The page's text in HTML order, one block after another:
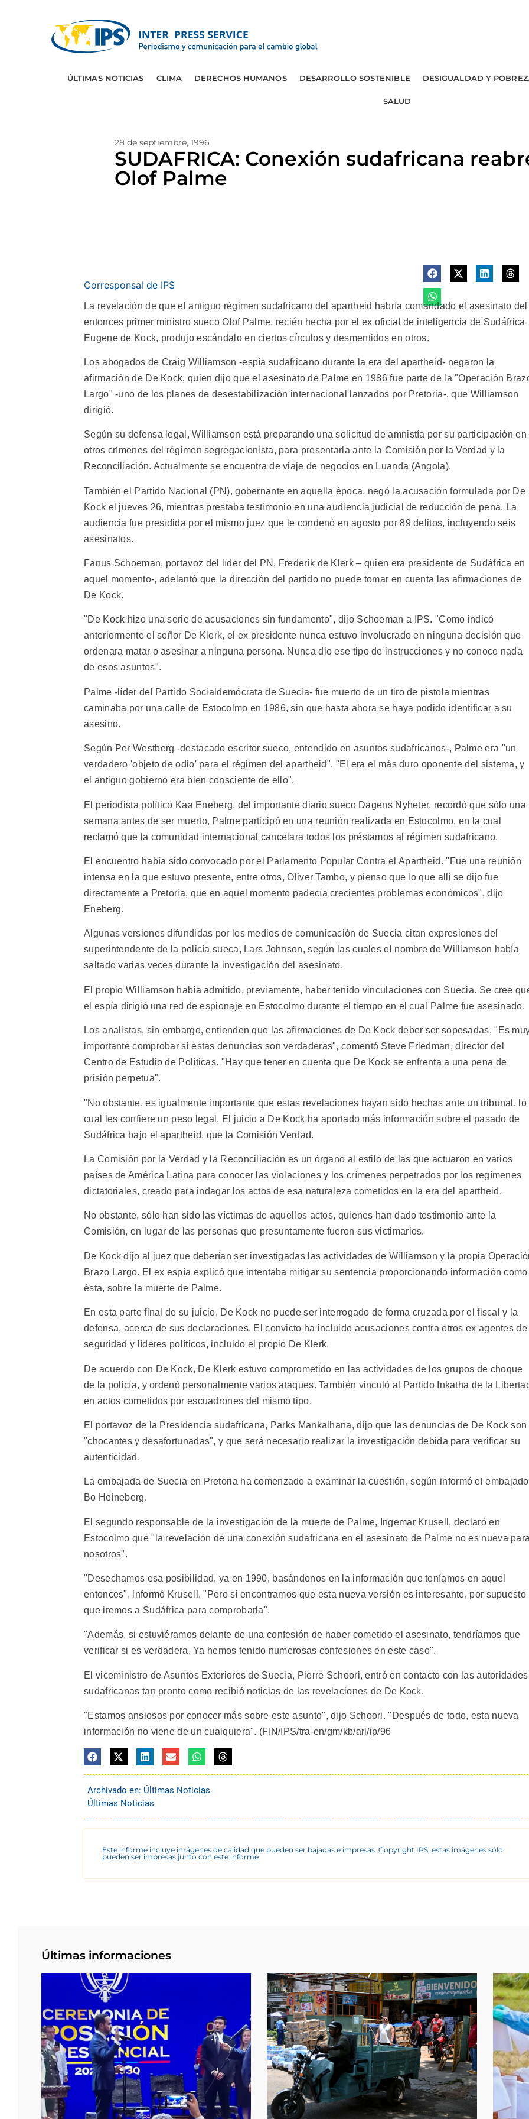
ÚLTIMAS NOTICIAS CLIMA DERECHOS HUMANOS DESARROLLO SOSTENIBLE DESIGUALDAD Y
SALUD
28 de septiembre, 1996
SUDAFRICA: Conexión sudafricana
Olof Palme
Corresponsal de IPS
La revelación de que el antiguo régimen sudafricano del apartheid habría comandado el asesinato del
entonces primer ministro sueco Olof Palme, recién hecha por el ex oficial de inteligencia de Sudáfrica
Eugene de Kock, produjo escándalo en ciertos círculos y desmentidos en otros.
Los abogados de Craig Williamson -espía sudafricano durante la era del apartheid- negaron la
afirmación de De Kock, quien dijo que el asesinato de Palme en 1986 fue parte de la "Operación
Largo" -uno de los planes de desestabilización internacional lanzados por Pretoria-, que Williamson
dirigió.
Según su defensa legal, Williamson está preparando una solicitud de amnistía por su participación en
otros crímenes del régimen segregacionista, para presentarla ante la Comisión por la Verdad y la
Reconciliación. Actualmente se encuentra de viaje de negocios en Luanda (Angola).
También el Partido Nacional (PN), gobernante en aquella época, negó la acusación formulada por De
Kock el jueves 26, mientras prestaba testimonio en una audiencia judicial de reducción de pena. La
audiencia fue presidida por el mismo juez que le condenó en agosto por 89 delitos, incluyendo seis
asesinatos.
Fanus Schoeman, portavoz del líder del PN, Frederik de Klerk – quien era presidente de Sudáfrica en
aquel momento-, adelantó que la dirección del partido no puede tomar en cuenta las afirmaciones de
De Kock.
"De Kock hizo una serie de acusaciones sin fundamento", dijo Schoeman a IPS. "Como indicó
anteriormente el señor De Klerk, el ex presidente nunca estuvo involucrado en ninguna decisión que
ordenara matar o asesinar a ninguna persona. Nunca dio ese tipo de instrucciones y no conoce nada
de esos asuntos".
Palme -líder del Partido Socialdemócrata de Suecia- fue muerto de un tiro de pistola mientras
caminaba por una calle de Estocolmo en 1986, sin que hasta ahora se haya podido identificar a su
asesino.
Según Per Westberg -destacado escritor sueco, entendido en asuntos sudafricanos-, Palme era "un
verdadero 'objeto de odio' para el régimen del apartheid". "El era el más duro oponente del sistema, y
el antiguo gobierno era bien consciente de ello".
El periodista político Kaa Eneberg, del importante diario sueco Dagens Nyheter, recordó que sólo una
semana antes de ser muerto, Palme participó en una reunión realizada en Estocolmo, en la cual
reclamó que la comunidad internacional cancelara todos los préstamos al régimen sudafricano.
El encuentro había sido convocado por el Parlamento Popular Contra el Apartheid. "Fue una reunión
intensa en la que estuvo presente, entre otros, Oliver Tambo, y pienso que lo que allí se dijo fue
directamente a Pretoria, que en aquel momento padecía crecientes problemas económicos", dijo
Eneberg.
Algunas versiones difundidas por los medios de comunicación de Suecia citan expresiones del
superintendente de la policía sueca, Lars Johnson, según las cuales el nombre de Williamson había
saltado varias veces durante la investigación del asesinato.
El propio Williamson había admitido, previamente, haber tenido vinculaciones con Suecia. Se cree
el espía dirigió una red de espionaje en Estocolmo durante el tiempo en el cual Palme fue asesinado.
Los analistas, sin embargo, entienden que las afirmaciones de De Kock deber ser sopesadas, "Es
importante comprobar si estas denuncias son verdaderas", comentó Steve Friedman, director del
Centro de Estudio de Políticas. "Hay que tener en cuenta que De Kock se enfrenta a una pena de
prisión perpetua".
"No obstante, es igualmente importante que estas revelaciones hayan sido hechas ante un tribunal, lo
cual les confiere un peso legal. El juicio a De Kock ha aportado más información sobre el pasado de
Sudáfrica bajo el apartheid, que la Comisión Verdad.
La Comisión por la Verdad y la Reconciliación es un órgano al estilo de las que actuaron en varios
países de América Latina para conocer las violaciones y los crímenes perpetrados por los regímenes
dictatoriales, creado para indagar los actos de esa naturaleza cometidos en la era del apartheid.
No obstante, sólo han sido las víctimas de aquellos actos, quienes han dado testimonio ante la
Comisión, en lugar de las personas que presuntamente fueron sus victimarios.
De Kock dijo al juez que deberían ser investigadas las actividades de Williamson y la propia
Brazo Largo. El ex espía explicó que intentaba mitigar su sentencia proporcionando información como
ésta, sobre la muerte de Palme.
En esta parte final de su juicio, De Kock no puede ser interrogado de forma cruzada por el fiscal y la
defensa, acerca de sus declaraciones. El convicto ha incluido acusaciones contra otros ex agentes de
seguridad y líderes políticos, incluido el propio De Klerk.
De acuerdo con De Kock, De Klerk estuvo comprometido en las actividades de los grupos de choque
de la policía, y ordenó personalmente varios ataques. También vinculó al Partido Inkatha de la
en actos cometidos por escuadrones del mismo tipo.
El portavoz de la Presidencia sudafricana, Parks Mankalhana, dijo que las denuncias de De Kock son
"chocantes y desafortunadas", y que será necesario realizar la investigación debida para verificar su
autenticidad.
La embajada de Suecia en Pretoria ha comenzado a examinar la cuestión, según informó el
Bo Heineberg.
El segundo responsable de la investigación de la muerte de Palme, Ingemar Krusell, declaró en
Estocolmo que "la revelación de una conexión sudafricana en el asesinato de Palme no es nueva
nosotros".
"Desechamos esa posibilidad, ya en 1990, basándonos en la información que teníamos en aquel
entonces", informó Krusell. "Pero si encontramos que esta nueva versión es interesante, por supuesto
que iremos a Sudáfrica para comprobarla".
"Además, si estuviéramos delante de una confesión de haber cometido el asesinato, tendríamos que
verificar si es verdadera. Ya hemos tenido numerosas confesiones en este caso".
El viceministro de Asuntos Exteriores de Suecia, Pierre Schoori, entró en contacto con las autoridades
sudafricanas tan pronto como recibió noticias de las revelaciones de De Kock.
"Estamos ansiosos por conocer más sobre este asunto", dijo Schoori. "Después de todo, esta nueva
información no viene de un cualquiera". (FIN/IPS/tra-en/gm/kb/arl/ip/96
Archivado en: Últimas Noticias
Últimas Noticias
Este informe incluye imágenes de calidad que pueden ser bajadas e impresas. Copyright IPS, estas imágenes sólo
pueden ser impresas junto con este informe
Últimas informaciones